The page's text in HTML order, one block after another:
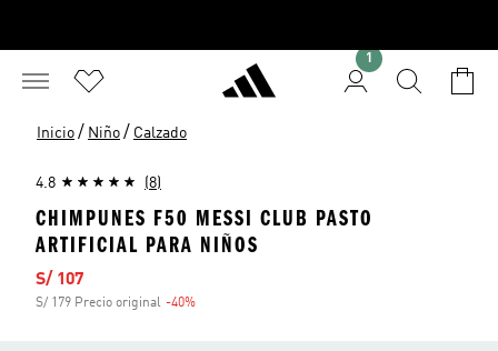
Inicio / Niño / Calzado
4.8 (8)
CHIMPUNES F50 MESSI CLUB PASTO
ARTIFICIAL PARA NIÑOS
Precio de venta
S/ 107
S/ 179 Precio original -40%